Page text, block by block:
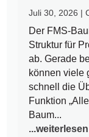
Juli 30, 2026 |
Der FMS-
Struktur für
ab. Gerade
können viele
schnell die
Funktion
Baum...
...weiterlesen